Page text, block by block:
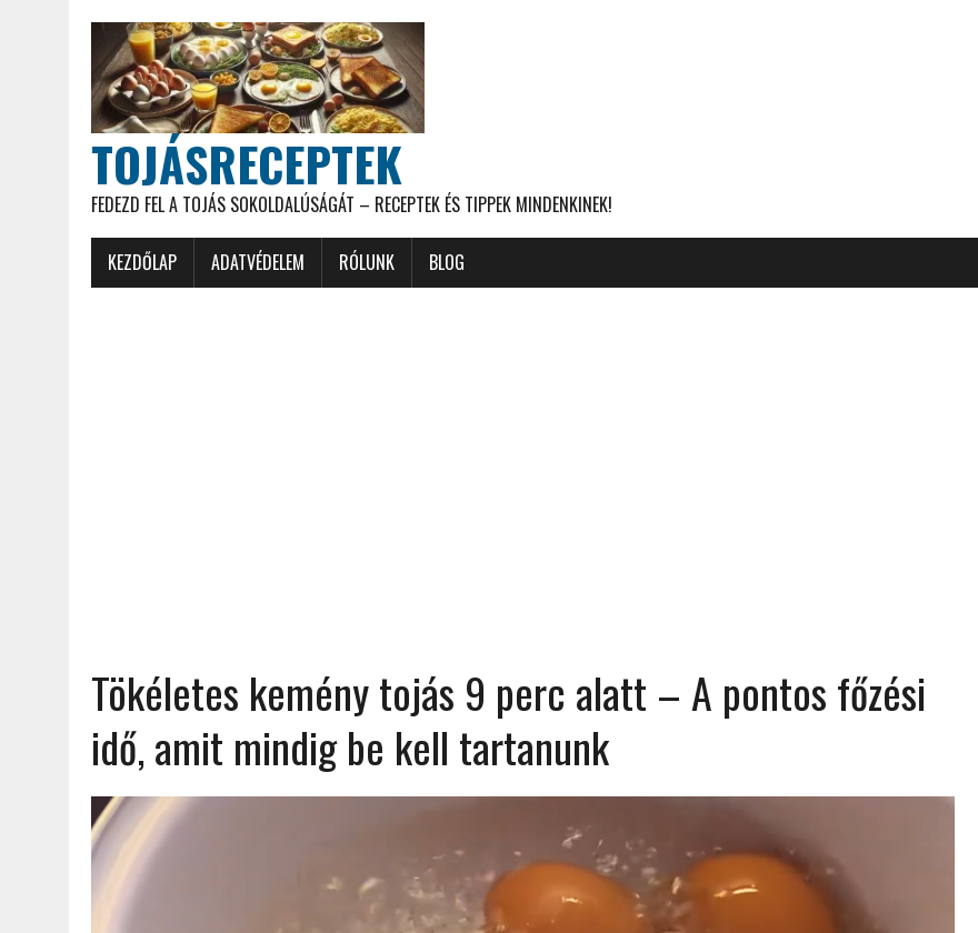
TOJÁSRECEPTEK
FEDEZD FEL A TOJÁS SOKOLDALÚSÁGÁT – RECEPTEK ÉS TIPPEK MINDENKINEK!
KEZDŐLAP ADATVÉDELEM RÓLUNK BLOG
Tökéletes kemény tojás 9 perc alatt – A pontos főzési
idő, amit mindig be kell tartanunk